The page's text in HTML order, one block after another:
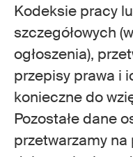
Kodeksie pracy
szczegółowych
ogłoszenia),
przepisy prawa i
konieczne do
Pozostałe dane
przetwarzamy